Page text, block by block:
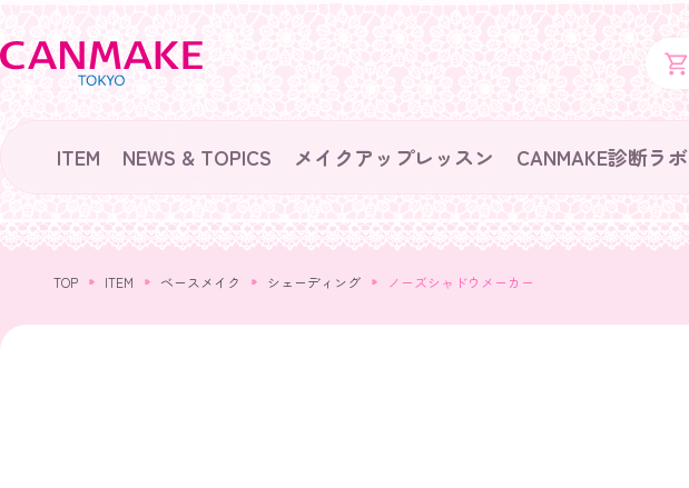
ITEM NEWS & TOPICS メイクアップレッスン CANMAKE診断ラボ
TOP ITEM ベースメイク シェーディング ノーズシャドウメーカー